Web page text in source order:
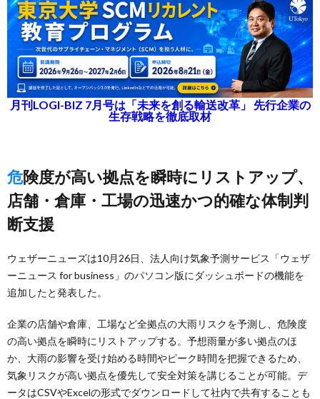
月刊LOGI-BIZ 7月号は「未来を創る輸送改革」 先行企業の
生存戦略を徹底取材
危険度が高い拠点を瞬時にリストアップ、
店舗・倉庫・工場の迅速かつ的確な体制判
断支援
ウェザーニューズは10月26日、法人向け気象予測サービス「ウェザ
ーニュース for business」のパソコン版にダッシュボードの機能を
追加したと発表した。
企業の店舗や倉庫、工場など全拠点の大雨リスクを予測し、危険度
の高い拠点を瞬時にリストアップする。予想雨量が多い拠点のほ
か、大雨の影響を受け始める時間やピーク時間を把握できるため、
気象リスクが高い拠点を優先して安全対策を講じることが可能。デ
ータはCSVやExcelの形式でダウンロードして社内で共有することも